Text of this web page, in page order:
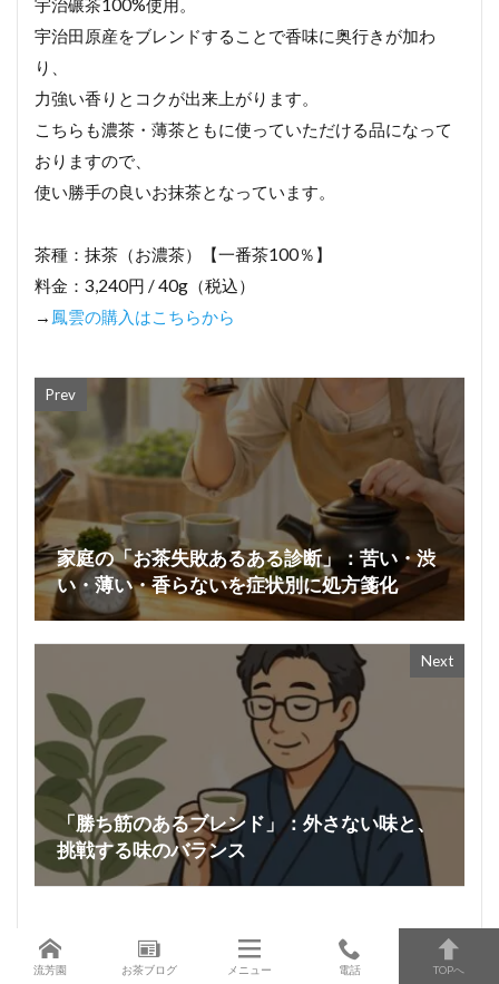
宇治碾茶100%使用。
宇治田原産をブレンドすることで香味に奥行きが加わ
り、
力強い香りとコクが出来上がります。
こちらも濃茶・薄茶ともに使っていただける品になって
おりますので、
使い勝手の良いお抹茶となっています。
茶種：抹茶（お濃茶）【一番茶100％】
料金：3,240円 / 40g（税込）
→ 鳳雲の購入はこちらから
Prev
家庭の「お茶失敗あるある診断」：苦い・渋
い・薄い・香らないを症状別に処方箋化
Next
「勝ち筋のあるブレンド」：外さない味と、
挑戦する味のバランス
関連する記事
流芳園 お茶ブログ メニュー 電話 TOPへ